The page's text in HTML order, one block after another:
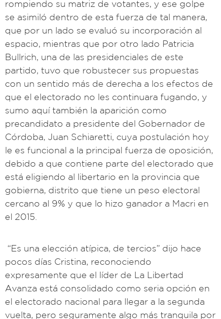
rompiendo su matriz de votantes, y ese golpe
se asimiló dentro de esta fuerza de tal manera,
que por un lado se evaluó su incorporación al
espacio, mientras que por otro lado Patricia
Bullrich, una de las presidenciales de este
partido, tuvo que robustecer sus propuestas
con un sentido más de derecha a los efectos de
que el electorado no les continuara fugando, y
sumo aquí también la aparición como
precandidato a presidente del Gobernador de
Córdoba, Juan Schiaretti, cuya postulación hoy
le es funcional a la principal fuerza de oposición,
debido a que contiene parte del electorado que
está eligiendo al libertario en la provincia que
gobierna, distrito que tiene un peso electoral
cercano al 9% y que lo hizo ganador a Macri en
el 2015.
“Es una elección atípica, de tercios” dijo hace
pocos días Cristina, reconociendo
expresamente que el líder de La Libertad
Avanza está consolidado como seria opción en
el electorado nacional para llegar a la segunda
vuelta, pero seguramente algo más tranquila por